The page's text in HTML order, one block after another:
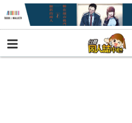
BOOKY書集倉庫